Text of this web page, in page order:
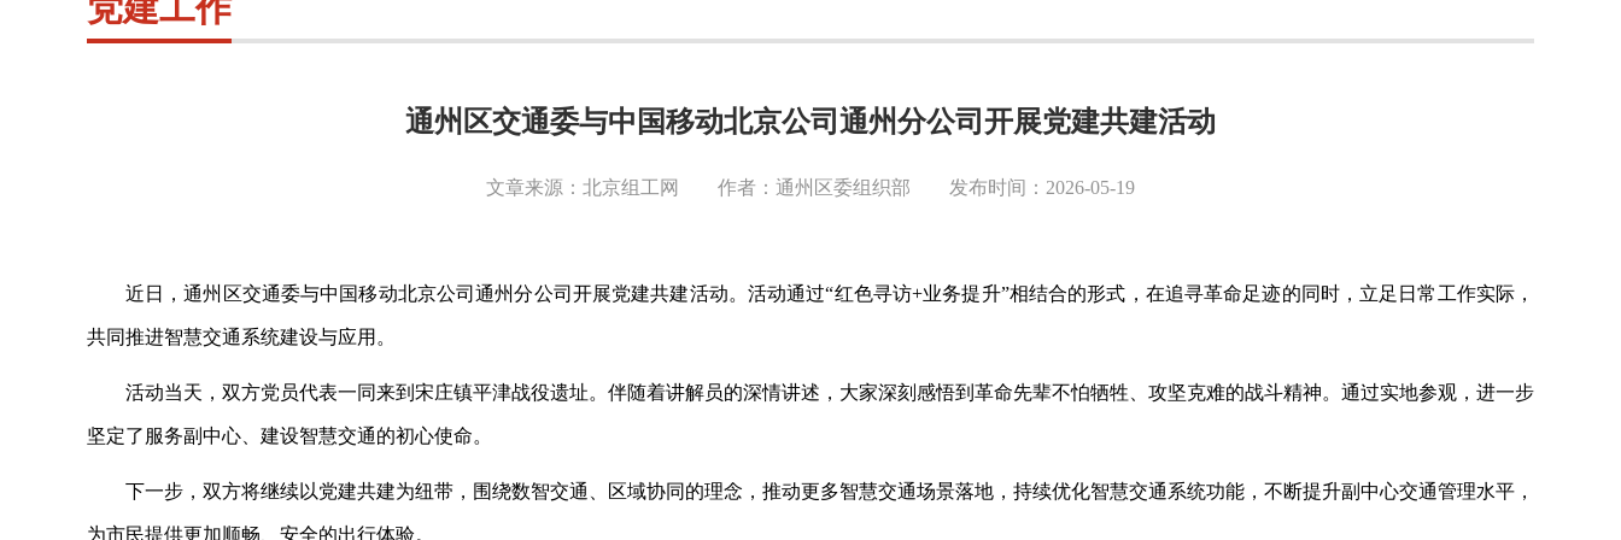
通州区交通委与中国移动北京公司通州分公司开展党建共建活动
文章来源：北京组工网 作者：通州区委组织部 发布时间：2026-05-19
近日，通州区交通委与中国移动北京公司通州分公司开展党建共建活动。活动通过“红色寻访+业务提升”相结合的形式，在追寻革命足迹的同时，立足日常工作实际，
共同推进智慧交通系统建设与应用。
活动当天，双方党员代表一同来到宋庄镇平津战役遗址。伴随着讲解员的深情讲述，大家深刻感悟到革命先辈不怕牺牲、攻坚克难的战斗精神。通过实地参观，进一步
坚定了服务副中心、建设智慧交通的初心使命。
下一步，双方将继续以党建共建为纽带，围绕数智交通、区域协同的理念，推动更多智慧交通场景落地，持续优化智慧交通系统功能，不断提升副中心交通管理水平，
为市民提供更加顺畅、安全的出行体验。